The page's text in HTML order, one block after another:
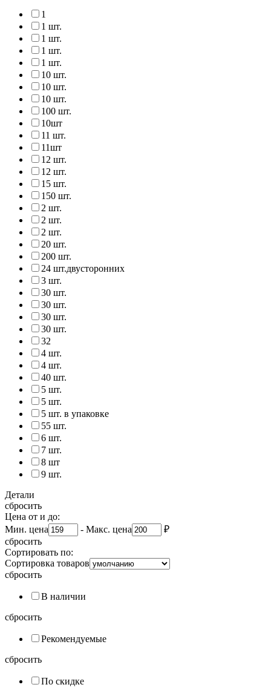
1
1 шт.
1 шт.
1 шт.
1 шт.
10 шт.
10 шт.
10 шт.
100 шт.
10шт
11 шт.
11шт
12 шт.
12 шт.
15 шт.
150 шт.
2 шт.
2 шт.
2 шт.
20 шт.
200 шт.
24 шт.двусторонних
3 шт.
30 шт.
30 шт.
30 шт.
30 шт.
32
4 шт.
4 шт.
40 шт.
5 шт.
5 шт.
5 шт. в упаковке
55 шт.
6 шт.
7 шт.
8 шт
9 шт.
Детали
сбросить
Цена от и до:
Мин. цена
- Макс. цена
₽
сбросить
Сортировать по:
Сортировка товаров
сбросить
В наличии
сбросить
Рекомендуемые
сбросить
По скидке